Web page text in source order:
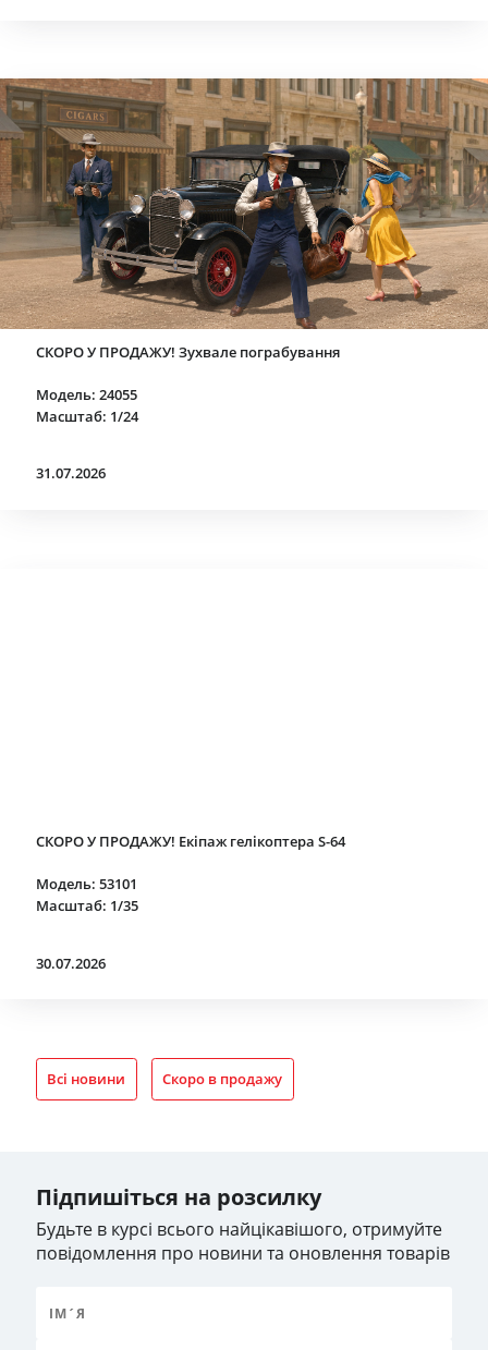
31.07.2026
СКОРО У ПРОДАЖУ! Зухвале пограбування
Модель: 24055
Масштаб: 1/24
30.07.2026
СКОРО У ПРОДАЖУ! Екіпаж гелікоптера S-64
Модель: 53101
Масштаб: 1/35
Всі новини Скоро в продажу
Підпишіться на розсилку
Будьте в курсі всього найцікавішого, отримуйте
повідомлення про новини та оновлення товарів